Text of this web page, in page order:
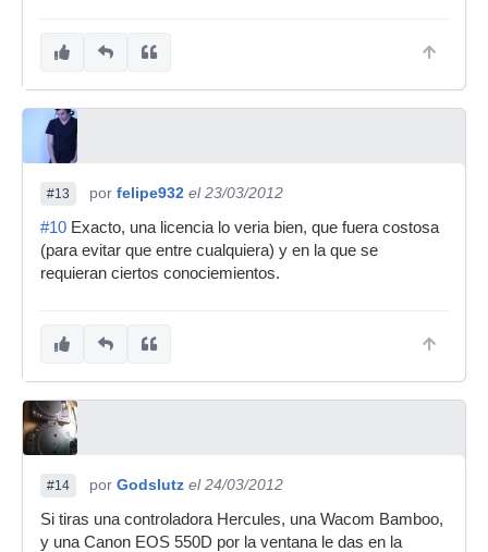
#13 por felipe932 el 23/03/2012
#10 Exacto, una licencia lo veria bien, que fuera costosa
(para evitar que entre cualquiera) y en la que se
requieran ciertos conociemientos.
#14 por Godslutz el 24/03/2012
Si tiras una controladora Hercules, una Wacom Bamboo,
y una Canon EOS 550D por la ventana le das en la